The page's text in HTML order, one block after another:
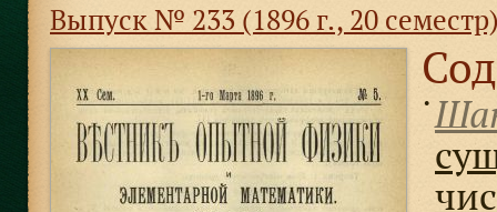
Выпуск № 233 (1896 г., 20
●